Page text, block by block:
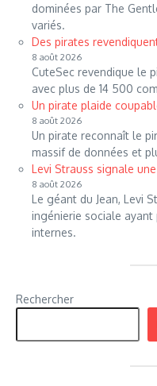
dominées par The
variés.
Des pirates
8 août 2026
CuteSec revendique le
avec plus de 14 500
Un pirate plaide
8 août 2026
Un pirate reconnaît le
massif de données et
Levi Strauss signale
8 août 2026
Le géant du Jean, Levi
ingénierie sociale ayant
internes.
Rechercher